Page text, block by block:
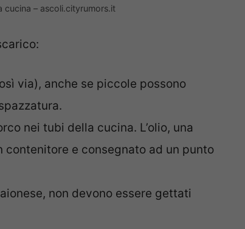
cucina – ascoli.cityrumors.it
via), anche se piccole possono
nei tubi della cucina. L’olio, una
contenitore e consegnato ad un punto
non devono essere gettati